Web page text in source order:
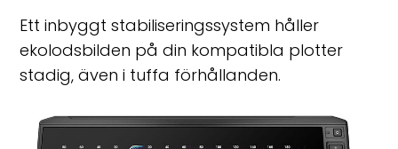
Ett inbyggt stabiliseringssystem håller
ekolodsbilden på din kompatibla plotter
stadig, även i tuffa förhållanden.